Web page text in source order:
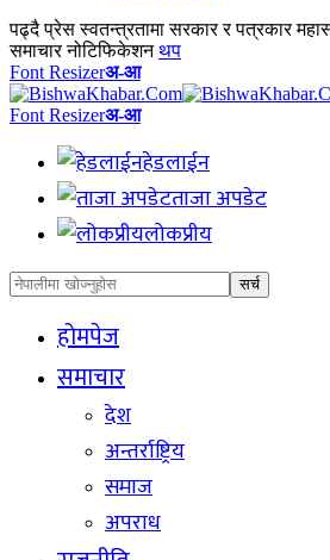
पढ्दै प्रेस स्वतन्त्रतामा सरकार र पत्रकार
समाचार नोटिफिकेशन थप
Font Resizerअ-आ
Font Resizerअ-आ
हेडलाईन
ताजा अपडेट
लोकप्रीय
होमपेज
समाचार
देश
अन्तर्राष्ट्रिय
समाज
अपराध